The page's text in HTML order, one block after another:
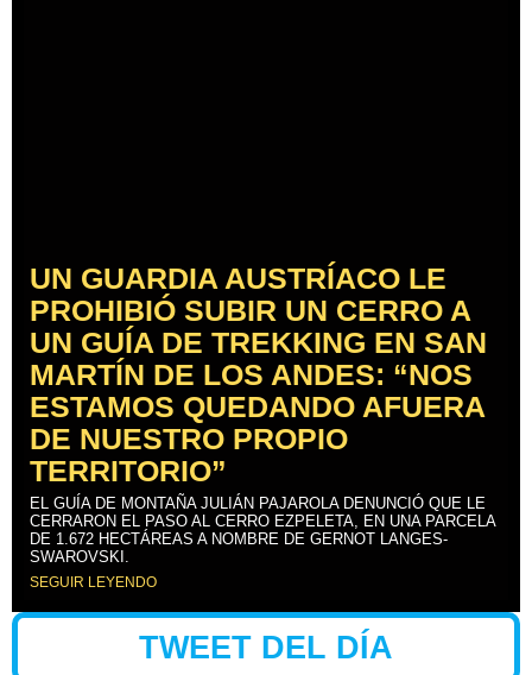
UN GUARDIA AUSTRÍACO LE
PROHIBIÓ SUBIR UN CERRO A
UN GUÍA DE TREKKING EN SAN
MARTÍN DE LOS ANDES: “NOS
ESTAMOS QUEDANDO AFUERA
DE NUESTRO PROPIO
TERRITORIO”
EL GUÍA DE MONTAÑA JULIÁN PAJAROLA DENUNCIÓ QUE LE
CERRARON EL PASO AL CERRO EZPELETA, EN UNA PARCELA
DE 1.672 HECTÁREAS A NOMBRE DE GERNOT LANGES-
SWAROVSKI.
SEGUIR LEYENDO
TWEET DEL DÍA